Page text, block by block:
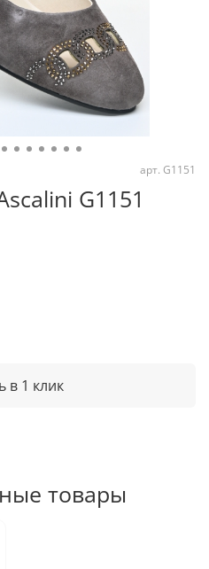
арт. G1151
G1151
в 1 клик
товары